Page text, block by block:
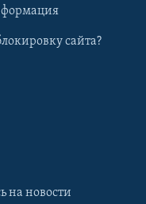
сайта?
на новости